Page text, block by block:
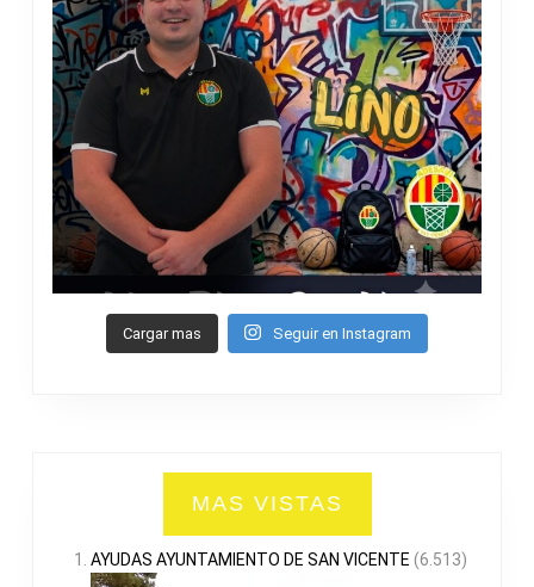
Cargar mas Seguir en Instagram
MAS VISTAS
AYUDAS AYUNTAMIENTO DE SAN VICENTE (6.513)